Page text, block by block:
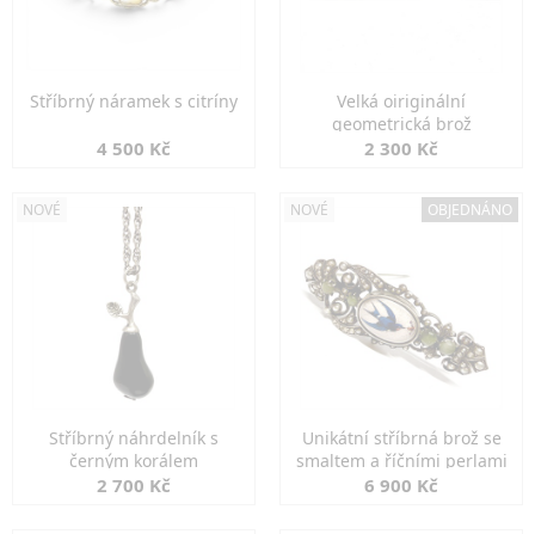
Stříbrný náramek s citríny
4 500 Kč
Velká oiriginální
geometrická brož
2 300 Kč
NOVÉ
Stříbrný náhrdelník s
černým korálem
2 700 Kč
NOVÉ OBJEDNÁNO
Unikátní stříbrná brož se
smaltem a říčními perlami
6 900 Kč